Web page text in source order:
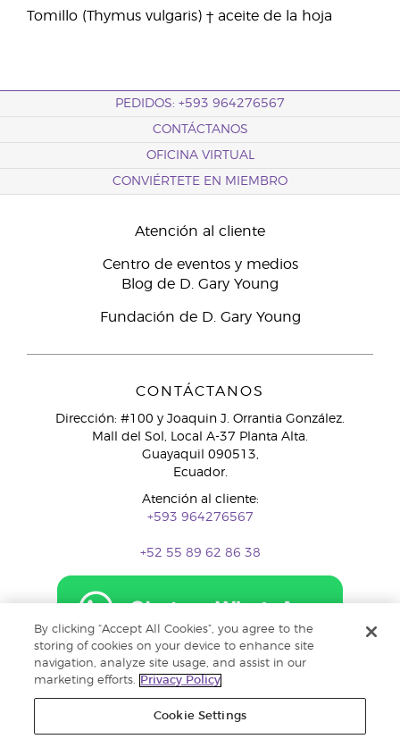
Tomillo (Thymus vulgaris) † aceite de la hoja
PEDIDOS: +593 964276567
CONTÁCTANOS
OFICINA VIRTUAL
CONVIÉRTETE EN MIEMBRO
Atención al cliente
Centro de eventos y medios
Blog de D. Gary Young
Fundación de D. Gary Young
CONTÁCTANOS
Dirección: #100 y Joaquin J. Orrantia González.
Mall del Sol, Local A-37 Planta Alta.
Guayaquil 090513,
Ecuador.
Atención al cliente:
+593 964276567
+52 55 89 62 86 38
By clicking “Accept All Cookies”, you agree to the
storing of cookies on your device to enhance site
navigation, analyze site usage, and assist in our
marketing efforts.
Privacy Policy
Cookie Settings